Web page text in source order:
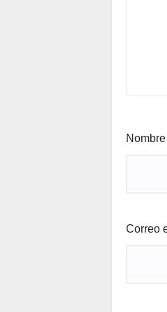
Nombre
Correo